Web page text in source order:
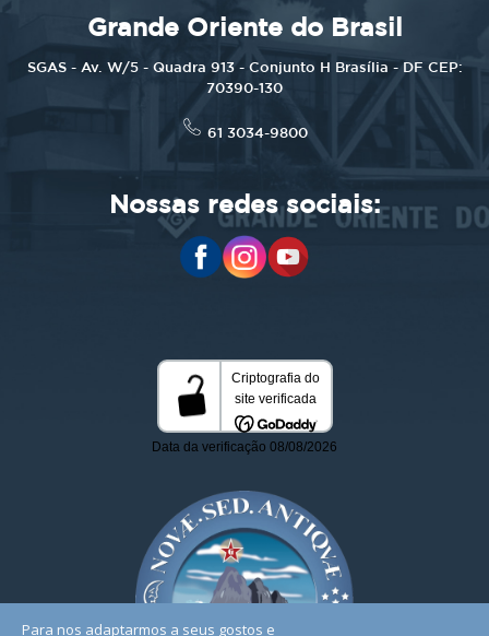
Grande Oriente do Brasil
SGAS - Av. W/5 - Quadra 913 - Conjunto H Brasília - DF CEP:
70390-130
61 3034-9800
Nossas redes sociais:
Para nos adaptarmos a seus gostos e